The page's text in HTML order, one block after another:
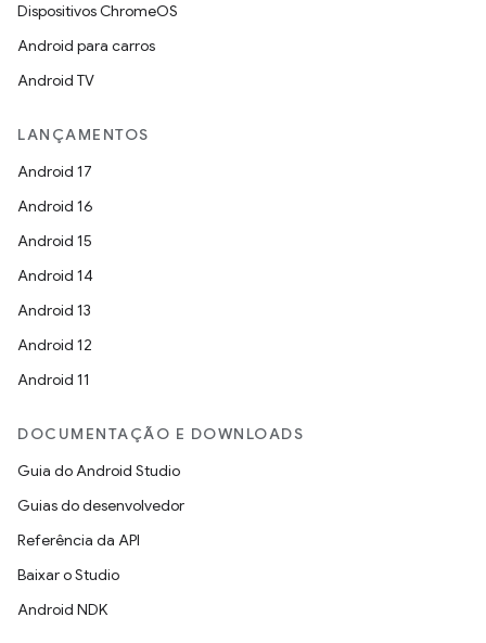
Dispositivos ChromeOS
Android para carros
Android TV
LANÇAMENTOS
Android 17
Android 16
Android 15
Android 14
Android 13
Android 12
Android 11
DOCUMENTAÇÃO E DOWNLOADS
Guia do Android Studio
Guias do desenvolvedor
Referência da API
Baixar o Studio
Android NDK